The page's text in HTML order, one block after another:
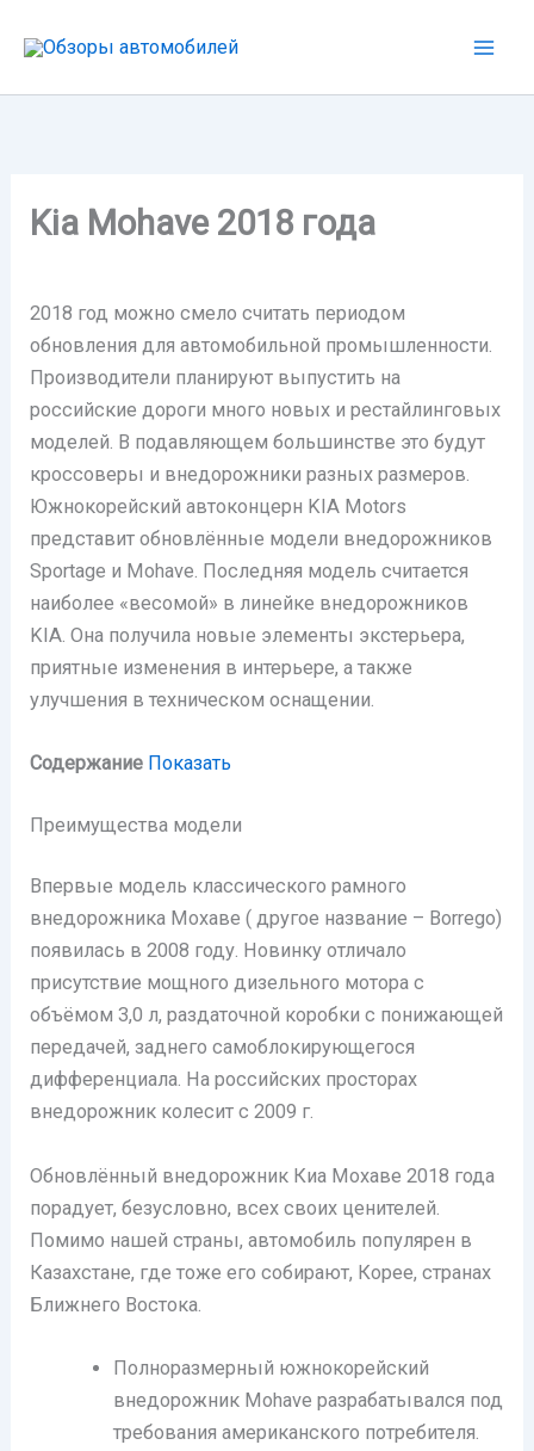
Kia Mohave 2018 года
2018 год можно смело считать периодом
обновления для автомобильной промышленности.
Производители планируют выпустить на
российские дороги много новых и рестайлинговых
моделей. В подавляющем большинстве это будут
кроссоверы и внедорожники разных размеров.
Южнокорейский автоконцерн KIA Motors
представит обновлённые модели внедорожников
Sportage и Mohave. Последняя модель считается
наиболее «весомой» в линейке внедорожников
KIA. Она получила новые элементы экстерьера,
приятные изменения в интерьере, а также
улучшения в техническом оснащении.
Содержание Показать
Преимущества модели
Впервые модель классического рамного
внедорожника Мохаве ( другое название – Borrego)
появилась в 2008 году. Новинку отличало
присутствие мощного дизельного мотора с
объёмом 3,0 л, раздаточной коробки с понижающей
передачей, заднего самоблокирующегося
дифференциала. На российских просторах
внедорожник колесит с 2009 г.
Обновлённый внедорожник Киа Мохаве 2018 года
порадует, безусловно, всех своих ценителей.
Помимо нашей страны, автомобиль популярен в
Казахстане, где тоже его собирают, Корее, странах
Ближнего Востока.
Полноразмерный южнокорейский
внедорожник Mohave разрабатывался под
требования американского потребителя.